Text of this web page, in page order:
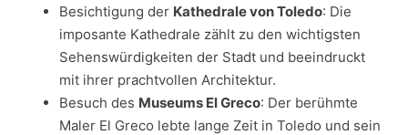
Besichtigung der Kathedrale von Toledo: Die
imposante Kathedrale zählt zu den wichtigsten
Sehenswürdigkeiten der Stadt und beeindruckt
mit ihrer prachtvollen Architektur.
Besuch des Museums El Greco: Der berühmte
Maler El Greco lebte lange Zeit in Toledo und sein